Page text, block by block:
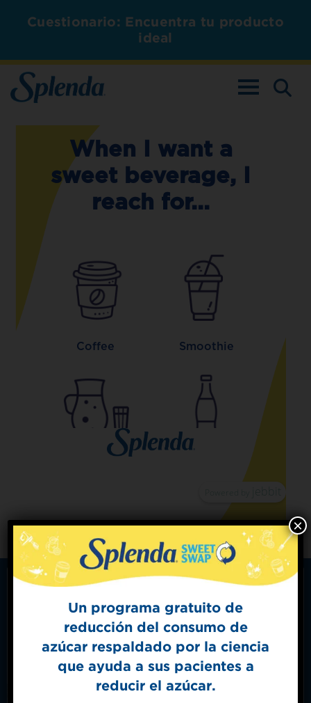
Cuestionario: Encuentra tu producto
ideal
ALTERNAR
Cuestionario
Productos
Dónde comprar
Cupón
Un programa gratuito de
reducción del consumo de
azúcar respaldado por la ciencia
que ayuda a sus pacientes a
reducir el azúcar.
×
The Sweet Dish
Get mouth-watering recipes from the